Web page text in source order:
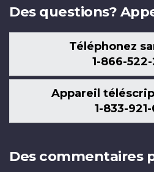
Des questions?
Téléphonez
1-866-
Appareil
1-833-
Des commentaires